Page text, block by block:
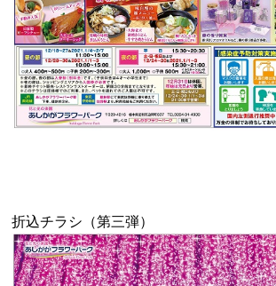
折込チラシ（第三弾）